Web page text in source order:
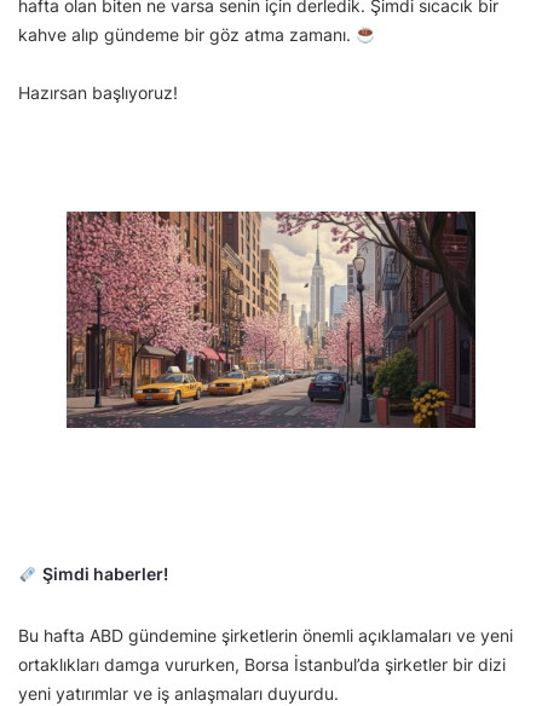
hafta olan biten ne varsa senin için derledik. Şimdi sıcacık bir
kahve alıp gündeme bir göz atma zamanı.
Hazırsan başlıyoruz!
Şimdi haberler!
Bu hafta ABD gündemine şirketlerin önemli açıklamaları ve yeni
ortaklıkları damga vururken, Borsa İstanbul’da şirketler bir dizi
yeni yatırımlar ve iş anlaşmaları duyurdu.